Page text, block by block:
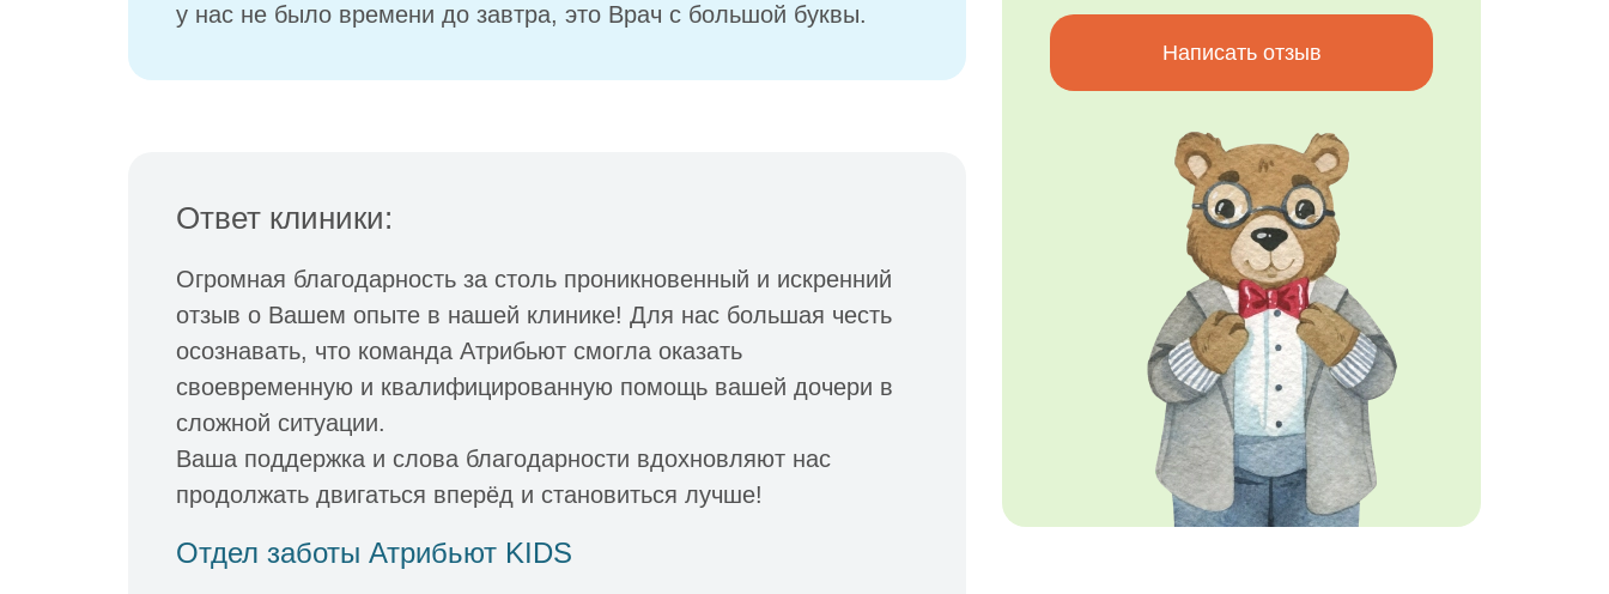
у нас не было времени до завтра, это Врач с большой буквы.
Ответ клиники:
Огромная благодарность за столь проникновенный и искренний
отзыв о Вашем опыте в нашей клинике! Для нас большая честь
осознавать, что команда Атрибьют смогла оказать
своевременную и квалифицированную помощь вашей дочери в
сложной ситуации.
Ваша поддержка и слова благодарности вдохновляют нас
продолжать двигаться вперёд и становиться лучше!
Отдел заботы Атрибьют KIDS
Написать отзыв